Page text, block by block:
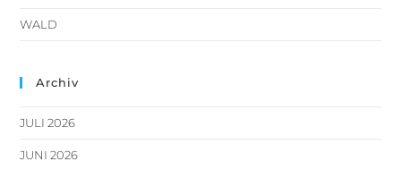
WALD
Archiv
JULI 2026
JUNI 2026